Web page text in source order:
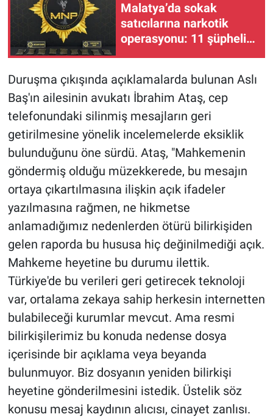
Malatya’da sokak
satıcılarına narkotik
operasyonu: 11 şüpheli
Duruşma çıkışında açıklamalarda bulunan Aslı
Baş'ın ailesinin avukatı İbrahim Ataş, cep
telefonundaki silinmiş mesajların geri
getirilmesine yönelik incelemelerde eksiklik
bulunduğunu öne sürdü. Ataş, "Mahkemenin
göndermiş olduğu müzekkerede, bu mesajın
ortaya çıkartılmasına ilişkin açık ifadeler
yazılmasına rağmen, ne hikmetse
anlamadığımız nedenlerden ötürü bilirkişiden
gelen raporda bu hususa hiç değinilmediği açık.
Mahkeme heyetine bu durumu ilettik.
Türkiye'de bu verileri geri getirecek teknoloji
var, ortalama zekaya sahip herkesin internetten
bulabileceği kurumlar mevcut. Ama resmi
bilirkişilerimiz bu konuda nedense dosya
içerisinde bir açıklama veya beyanda
bulunmuyor. Biz dosyanın yeniden bilirkişi
heyetine gönderilmesini istedik. Üstelik söz
konusu mesaj kaydının alıcısı, cinayet zanlısı.